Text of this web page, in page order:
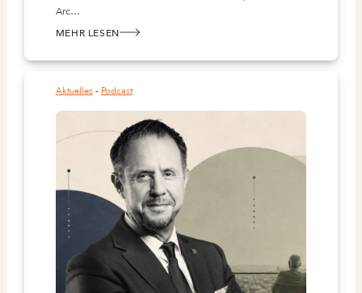
Arc…
MEHR LESEN
:
UNSERES
IN
PARIS
Aktuelles - Podcast